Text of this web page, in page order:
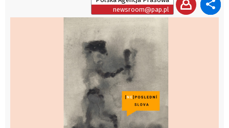
Všeobecné obchodní podmínky
Wiadomości
Kongres Polaków
Sejmiki Gminne 2024
newsroom@pap.pl